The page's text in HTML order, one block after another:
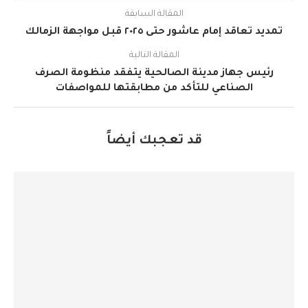
المقالة السابقة
تمديد تعاقد إمام عاشور حتى ٢٠٢٥ قبل مواجهة الزمالك
المقالة التالية
رئيس جهاز مدينة الصالحية يتفقد منظومة الصرف
الصناعي للتأكد من مطابقتها للمواصفات
قد تعجبك أيضاً